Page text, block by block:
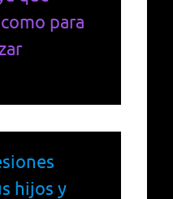
para
hijos y